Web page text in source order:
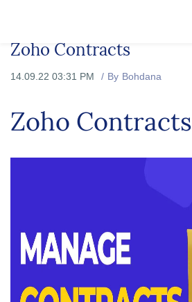
Zoho Contracts
14.09.22 03:31 PM By Bohdana
Zoho Contracts